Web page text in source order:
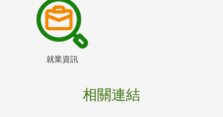
就業資訊
相關連結